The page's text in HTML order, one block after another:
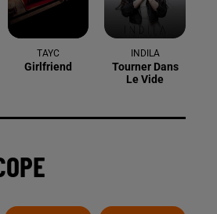
6 août 2026
Arles : après un taureau percuté lors
d'une abrivado à Saliers,...
CHU de Nîmes appelle à la plus...